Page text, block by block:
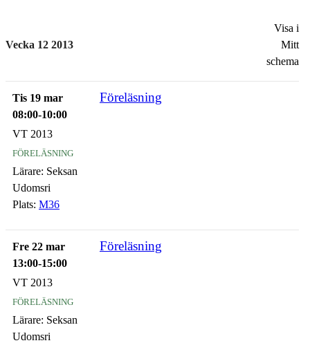
Vecka 12 2013
Visa i
Mitt
schema
Tis 19 mar
08:00-10:00
Föreläsning
VT 2013
föreläsning
Lärare: Seksan
Udomsri
Plats: M36
Fre 22 mar
13:00-15:00
Föreläsning
VT 2013
föreläsning
Lärare: Seksan
Udomsri